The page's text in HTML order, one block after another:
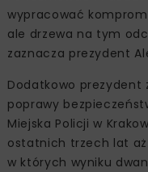
wypracować
ale drzewa na tym
zaznacza prezydent
Dodatkowo prezydent
poprawy
Miejska Policji w
ostatnich trzech lat aż
w których wyniku